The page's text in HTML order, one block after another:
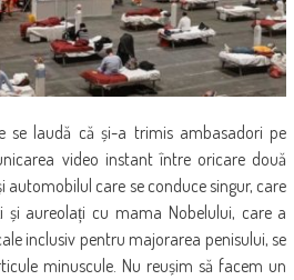
se laudă că și-a trimis ambasadori pe
video instant între oricare două
automobilul care se conduce singur, care
și aureolați cu mama Nobelului, care a
inclusiv pentru majorarea penisului, se
minuscule. Nu reușim să facem un